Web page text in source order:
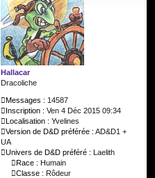
Hallacar
Dracoliche
Messages : 14587
Inscription : Ven 4 Déc 2015 09:34
Localisation : Yvelines
Version de D&D préférée : AD&D1 +
UA
Univers de D&D préféré : Laelith
Race : Humain
Classe : Rôdeur